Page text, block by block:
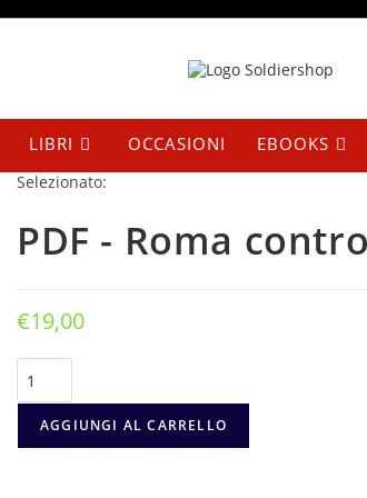
LIBRI OCCASIONI EBOOKS
Selezionato:
PDF - Roma
€19,00
PDF
Roma
contro
Roma
AGGIUNGI AL CARRELLO